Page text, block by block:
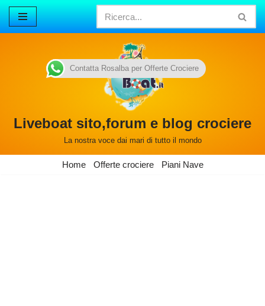
Vai
Liveboat sito,forum e blog crociere
La nostra voce dai mari di tutto il mondo
Home Offerte crociere Piani Nave
Contatta Rosalba per Offerte Crociere